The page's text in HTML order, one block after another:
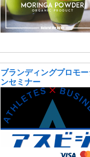
ブランディングプロモ
ンセミナー